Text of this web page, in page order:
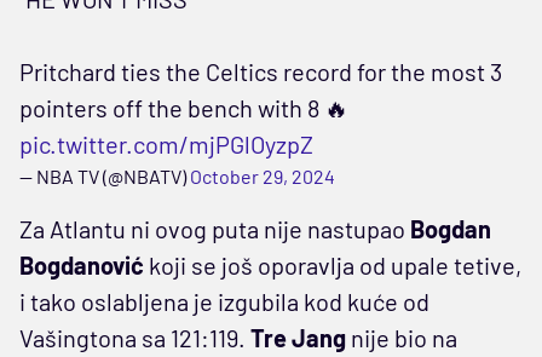
Pritchard ties the Celtics record for the most 3
pointers off the bench with 8 🔥
pic.twitter.com/mjPGlOyzpZ
— NBA TV (@NBATV)October 29, 2024
Za Atlantu ni ovog puta nije nastupao Bogdan
Bogdanović koji se još oporavlja od upale tetive,
i tako oslabljena je izgubila kod kuće od
Vašingtona sa 121:119. Tre Jang nije bio na